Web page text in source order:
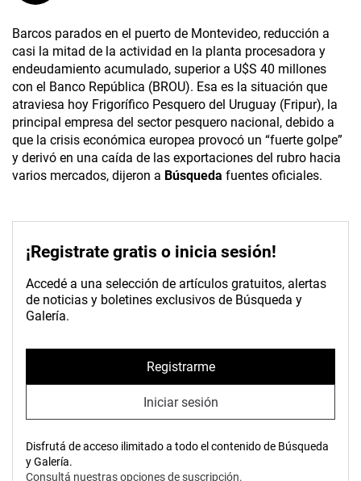
Barcos parados en el puerto de Montevideo, reducción a
casi la mitad de la actividad en la planta procesadora y
endeudamiento acumulado, superior a U$S 40 millones
con el Banco República (BROU). Esa es la situación que
atraviesa hoy Frigorífico Pesquero del Uruguay (Fripur), la
principal empresa del sector pesquero nacional, debido a
que la crisis económica europea provocó un “fuerte golpe”
y derivó en una caída de las exportaciones del rubro hacia
varios mercados, dijeron a Búsqueda fuentes oficiales.
¡Registrate gratis o inicia sesión!
Accedé a una selección de artículos gratuitos, alertas
de noticias y boletines exclusivos de Búsqueda y
Galería.
Registrarme
Iniciar sesión
Disfrutá de acceso ilimitado a todo el contenido de Búsqueda
y Galería.
Consultá nuestras opciones de suscripción.